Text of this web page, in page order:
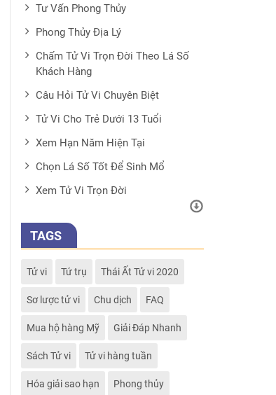
Tư Vấn Phong Thủy
Phong Thủy Địa Lý
Chấm Tử Vi Trọn Đời Theo Lá Số
Khách Hàng
Câu Hỏi Tử Vi Chuyên Biệt
Tử Vi Cho Trẻ Dưới 13 Tuổi
Xem Hạn Năm Hiện Tại
Chọn Lá Số Tốt Để Sinh Mổ
Xem Tử Vi Trọn Đời
TAGS
Tử vi Tứ trụ Thái Ất Tử vi 2020
Sơ lược tử vi Chu dịch FAQ
Mua hộ hàng Mỹ Giải Đáp Nhanh
Sách Tử vi Tử vi hàng tuần
Hóa giải sao hạn Phong thủy